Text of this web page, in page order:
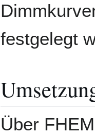
festgelegt
Über